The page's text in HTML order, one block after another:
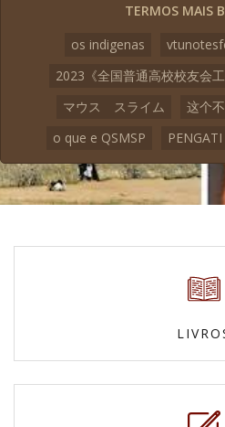
TERMOS MAIS
os indigenas
2023《全国普通高校校友会
マウス スライム
这个
o que e QSMSP
PENGATI